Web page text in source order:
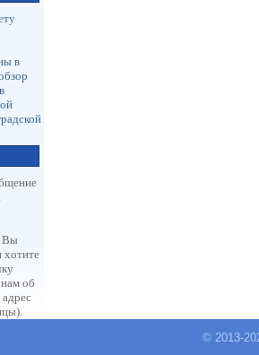
в
Вы
хотите
об
адрес
© 2013-